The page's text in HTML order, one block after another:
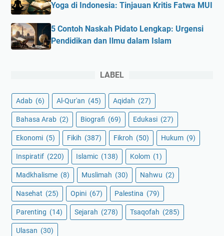
Yoga di Indonesia: Tinjauan Kritis Fatwa MUI
5 Contoh Naskah Pidato Lengkap: Urgensi
Pendidikan dan Ilmu dalam Islam
LABEL
Adab (6) Al-Qur'an (45) Aqidah (27)
Bahasa Arab (2) Biografi (69) Edukasi (27)
Ekonomi (5) Fikih (387) Fikroh (50) Hukum (9)
Inspiratif (220) Islamic (138) Kolom (1)
Madkhalisme (8) Muslimah (30) Nahwu (2)
Nasehat (25) Opini (67) Palestina (79)
Parenting (14) Sejarah (278) Tsaqofah (285)
Ulasan (30)